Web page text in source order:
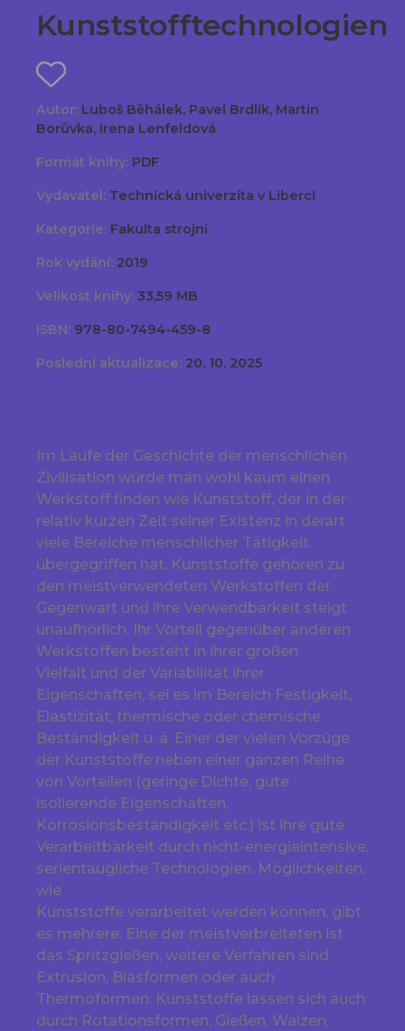
Kunststofftechnologien
Autor: Luboš Běhálek, Pavel Brdlík, Martin
Borůvka, Irena Lenfeldová
Formát knihy: PDF
Vydavatel: Technická univerzita v Liberci
Kategorie: Fakulta strojní
Rok vydání: 2019
Velikost knihy: 33,59 MB
ISBN: 978-80-7494-459-8
Poslední aktualizace: 20. 10. 2025
Im Laufe der Geschichte der menschlichen
Zivilisation würde man wohl kaum einen
Werkstoff finden wie Kunststoff, der in der
relativ kurzen Zeit seiner Existenz in derart
viele Bereiche menschlicher Tätigkeit
übergegriffen hat. Kunststoffe gehören zu
den meistverwendeten Werkstoffen der
Gegenwart und ihre Verwendbarkeit steigt
unaufhörlich. Ihr Vorteil gegenüber anderen
Werkstoffen besteht in ihrer großen
Vielfalt und der Variabilität ihrer
Eigenschaften, sei es im Bereich Festigkeit,
Elastizität, thermische oder chemische
Beständigkeit u. ä. Einer der vielen Vorzüge
der Kunststoffe neben einer ganzen Reihe
von Vorteilen (geringe Dichte, gute
isolierende Eigenschaften,
Korrosionsbeständigkeit etc.) ist ihre gute
Verarbeitbarkeit durch nicht-energieintensive,
serientaugliche Technologien. Möglichkeiten,
wie
Kunststoffe verarbeitet werden können, gibt
es mehrere. Eine der meistverbreiteten ist
das Spritzgießen, weitere Verfahren sind
Extrusion, Blasformen oder auch
Thermoformen. Kunststoffe lassen sich auch
durch Rotationsformen, Gießen, Walzen,